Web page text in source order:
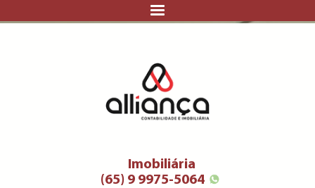
Imobiliária
(65) 9 9975-5064